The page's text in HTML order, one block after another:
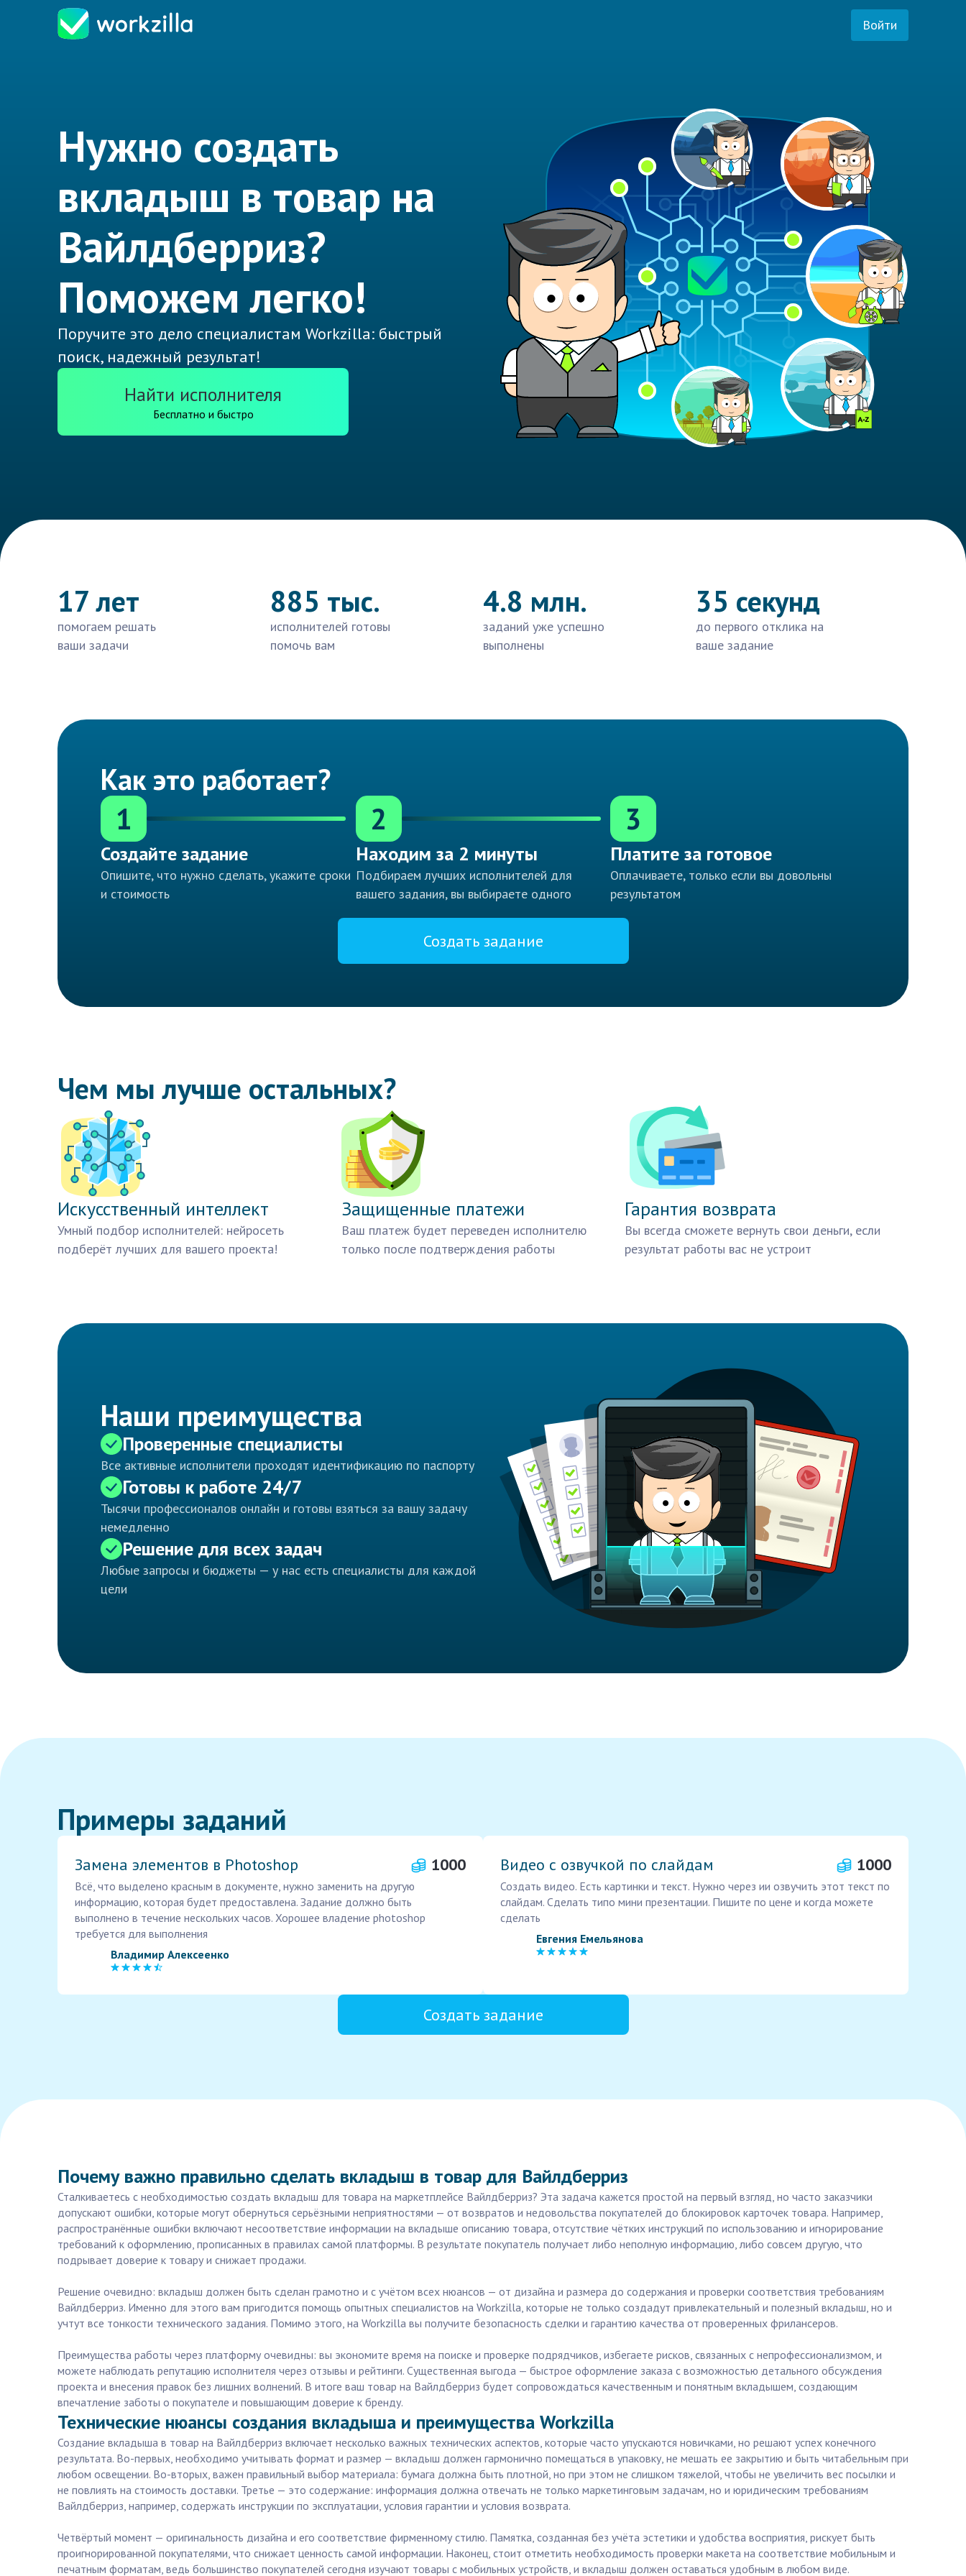
Войти
Нужно создать
вкладыш в товар на
Вайлдберриз?
Поможем легко!
Поручите это дело специалистам Workzilla: быстрый
поиск, надежный результат!
Найти исполнителя
Бесплатно и быстро
17 лет
помогаем решать
ваши задачи
885 тыс.
исполнителей готовы
помочь вам
4.8 млн.
заданий уже успешно
выполнены
35 секунд
до первого отклика на
ваше задание
Как это работает?
1
Создайте задание
Опишите, что нужно сделать, укажите сроки
и стоимость
2
Находим за 2 минуты
Подбираем лучших исполнителей для
вашего задания, вы выбираете одного
3
Платите за готовое
Оплачиваете, только если вы довольны
результатом
Создать задание
Чем мы лучше остальных?
Искусственный интеллект
Умный подбор исполнителей: нейросеть
подберёт лучших для вашего проекта!
Защищенные платежи
Ваш платеж будет переведен исполнителю
только после подтверждения работы
Гарантия возврата
Вы всегда сможете вернуть свои деньги, если
результат работы вас не устроит
Наши преимущества
Проверенные специалисты
Все активные исполнители проходят идентификацию по паспорту
Готовы к работе 24/7
Тысячи профессионалов онлайн и готовы взяться за вашу задачу
немедленно
Решение для всех задач
Любые запросы и бюджеты — у нас есть специалисты для каждой
цели
Примеры заданий
Замена элементов в Photoshop 1000
Всё, что выделено красным в документе, нужно заменить на другую
информацию, которая будет предоставлена. Задание должно быть
выполнено в течение нескольких часов. Хорошее владение photoshop
требуется для выполнения
Владимир Алексеенко
Видео с озвучкой по слайдам 1000
Создать видео. Есть картинки и текст. Нужно через ии озвучить этот текст по
слайдам. Сделать типо мини презентации. Пишите по цене и когда можете
сделать
Евгения Емельянова
Создать задание
Почему важно правильно сделать вкладыш в товар для Вайлдберриз
Сталкиваетесь с необходимостью создать вкладыш для товара на маркетплейсе Вайлдберриз? Эта задача кажется простой на первый взгляд, но часто заказчики
допускают ошибки, которые могут обернуться серьёзными неприятностями — от возвратов и недовольства покупателей до блокировок карточек товара. Например,
распространённые ошибки включают несоответствие информации на вкладыше описанию товара, отсутствие чётких инструкций по использованию и игнорирование
требований к оформлению, прописанных в правилах самой платформы. В результате покупатель получает либо неполную информацию, либо совсем другую, что
подрывает доверие к товару и снижает продажи.
Решение очевидно: вкладыш должен быть сделан грамотно и с учётом всех нюансов — от дизайна и размера до содержания и проверки соответствия требованиям
Вайлдберриз. Именно для этого вам пригодится помощь опытных специалистов на Workzilla, которые не только создадут привлекательный и полезный вкладыш, но и
учтут все тонкости технического задания. Помимо этого, на Workzilla вы получите безопасность сделки и гарантию качества от проверенных фрилансеров.
Преимущества работы через платформу очевидны: вы экономите время на поиске и проверке подрядчиков, избегаете рисков, связанных с непрофессионализмом, и
можете наблюдать репутацию исполнителя через отзывы и рейтинги. Существенная выгода — быстрое оформление заказа с возможностью детального обсуждения
проекта и внесения правок без лишних волнений. В итоге ваш товар на Вайлдберриз будет сопровождаться качественным и понятным вкладышем, создающим
впечатление заботы о покупателе и повышающим доверие к бренду.
Технические нюансы создания вкладыша и преимущества Workzilla
Создание вкладыша в товар на Вайлдберриз включает несколько важных технических аспектов, которые часто упускаются новичками, но решают успех конечного
результата. Во-первых, необходимо учитывать формат и размер — вкладыш должен гармонично помещаться в упаковку, не мешать ее закрытию и быть читабельным при
любом освещении. Во-вторых, важен правильный выбор материала: бумага должна быть плотной, но при этом не слишком тяжелой, чтобы не увеличить вес посылки и
не повлиять на стоимость доставки. Третье — это содержание: информация должна отвечать не только маркетинговым задачам, но и юридическим требованиям
Вайлдберриз, например, содержать инструкции по эксплуатации, условия гарантии и условия возврата.
Четвёртый момент — оригинальность дизайна и его соответствие фирменному стилю. Памятка, созданная без учёта эстетики и удобства восприятия, рискует быть
проигнорированной покупателями, что снижает ценность самой информации. Наконец, стоит отметить необходимость проверки макета на соответствие мобильным и
печатным форматам, ведь большинство покупателей сегодня изучают товары с мобильных устройств, и вкладыш должен оставаться удобным в любом виде.